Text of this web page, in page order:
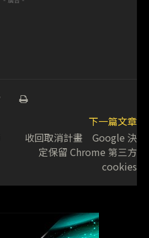
下一篇文章
收回取消計畫 Google 決
定保留 Chrome 第三方
cookies